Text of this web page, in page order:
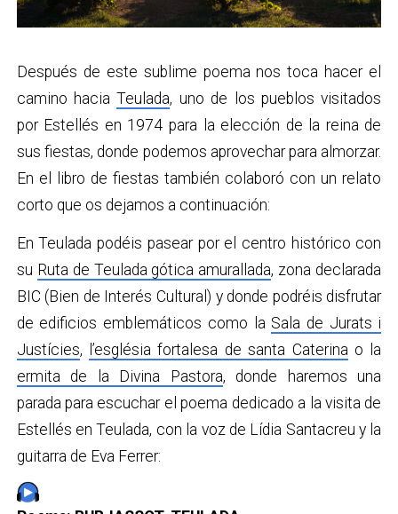
Después de este sublime poema nos toca hacer el
camino haciaTeulada, uno de los pueblos visitados
por Estellés en 1974 para la elección de la reina de
sus fiestas, donde podemos aprovechar para almorzar.
En el libro de fiestas también colaboró con un relato
corto que os dejamos a continuación:
En Teulada podéis pasear por el centro histórico con
su Ruta de Teulada gótica amurallada, zona declarada
BIC (Bien de Interés Cultural) y donde podréis disfrutar
de edificios emblemáticos como la Sala de Jurats i
Justícies, l’església fortalesa de santa Caterina o la
ermita de la Divina Pastora, donde haremos una
parada para escuchar el poema dedicado a la visita de
Estellés en Teulada, con la voz de Lídia Santacreu y la
guitarra de Eva Ferrer: